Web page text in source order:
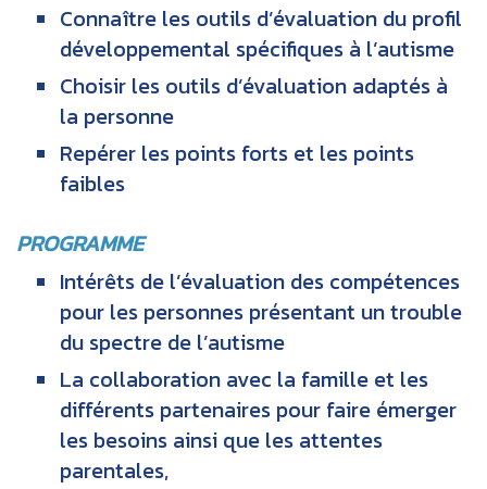
Connaître les outils d’évaluation du profil
développemental spécifiques à l’autisme
Choisir les outils d’évaluation adaptés à
la personne
Repérer les points forts et les points
faibles
PROGRAMME
Intérêts de l’évaluation des compétences
pour les personnes présentant un trouble
du spectre de l’autisme
La collaboration avec la famille et les
différents partenaires pour faire émerger
les besoins ainsi que les attentes
parentales,